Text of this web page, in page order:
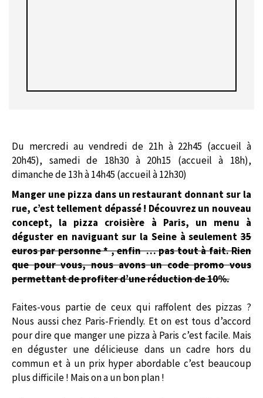
Du mercredi au vendredi de 21h à 22h45 (accueil à
20h45), samedi de 18h30 à 20h15 (accueil à 18h),
dimanche de 13h à 14h45 (accueil à 12h30)
Manger une pizza dans un restaurant donnant sur la
rue, c’est tellement dépassé ! Découvrez un nouveau
concept, la pizza croisière à Paris, un menu à
déguster en naviguant sur la Seine à seulement 35
euros par personne * , enfin … pas tout à fait. Rien
que pour vous, nous avons un code promo vous
permettant de profiter d’une réduction de 10%.
Faites-vous partie de ceux qui raffolent des pizzas ?
Nous aussi chez Paris-Friendly. Et on est tous d’accord
pour dire que manger une pizza à Paris c’est facile. Mais
en déguster une délicieuse dans un cadre hors du
commun et à un prix hyper abordable c’est beaucoup
plus difficile ! Mais on a un bon plan !